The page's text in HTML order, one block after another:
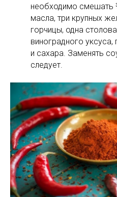
необходимо смешать
масла, три крупных
горчицы, одна
виноградного
и сахара. Заменять
следует.